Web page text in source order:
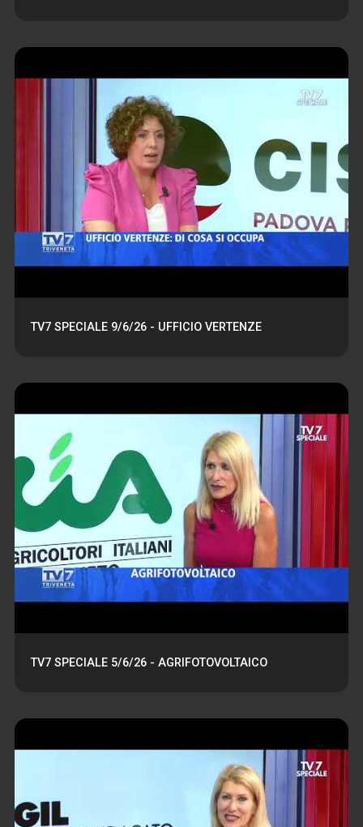
TV7 SPECIALE 9/6/26 - UFFICIO VERTENZE
TV7 SPECIALE 5/6/26 - AGRIFOTOVOLTAICO